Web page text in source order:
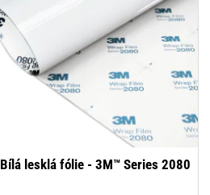
NOVINKA
Bílá lesklá fólie - 3M™ Series 2080